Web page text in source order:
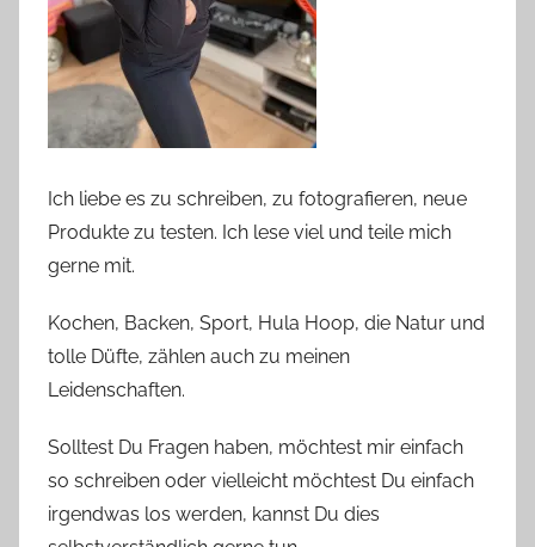
Ich liebe es zu schreiben, zu fotografieren, neue
Produkte zu testen. Ich lese viel und teile mich
gerne mit.
Kochen, Backen, Sport, Hula Hoop, die Natur und
tolle Düfte, zählen auch zu meinen
Leidenschaften.
Solltest Du Fragen haben, möchtest mir einfach
so schreiben oder vielleicht möchtest Du einfach
irgendwas los werden, kannst Du dies